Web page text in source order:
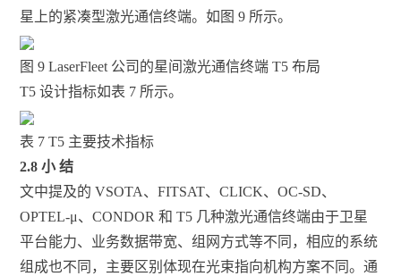
星上的紧凑型激光通信终端。如图 9 所示。
图 9 LaserFleet 公司的星间激光通信终端 T5 布局
T5 设计指标如表 7 所示。
表 7 T5 主要技术指标
2.8 小 结
文中提及的 VSOTA、FITSAT、CLICK、OC-SD、
OPTEL-μ、CONDOR 和 T5 几种激光通信终端由于卫星
平台能力、业务数据带宽、组网方式等不同，相应的系统
组成也不同，主要区别体现在光束指向机构方案不同。通